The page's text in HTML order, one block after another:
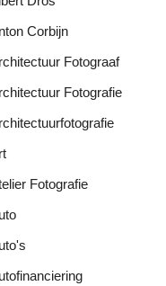
Corbijn
Fotograaf
Fotografie
Fotografie